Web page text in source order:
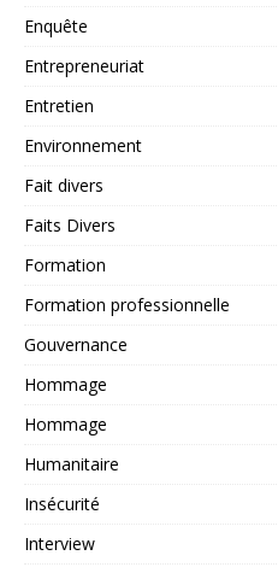
Enquête
Entrepreneuriat
Entretien
Environnement
Fait divers
Faits Divers
Formation
Formation professionnelle
Gouvernance
Hommage
Hommage
Humanitaire
Insécurité
Interview